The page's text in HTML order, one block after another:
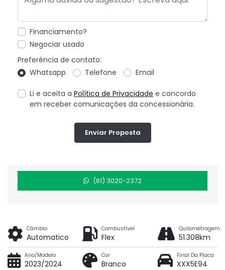
(61) 3020-2372
Financiamento?
Negociar usado
Preferência de contato:
Whatsapp
Telefone Email
Li e aceita a Política de Privacidade e concordo
em receber comunicações da concessionária.
Enviar Proposta
Câmbio
Automatico
Combustível
Flex
Quilometragem
51.308km
Ano/Modelo
2023/2024
Cor
Branco
Final Da Placa
XXX5E94